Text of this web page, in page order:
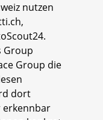
nutzen
Group
Group die
dort
erkennbar